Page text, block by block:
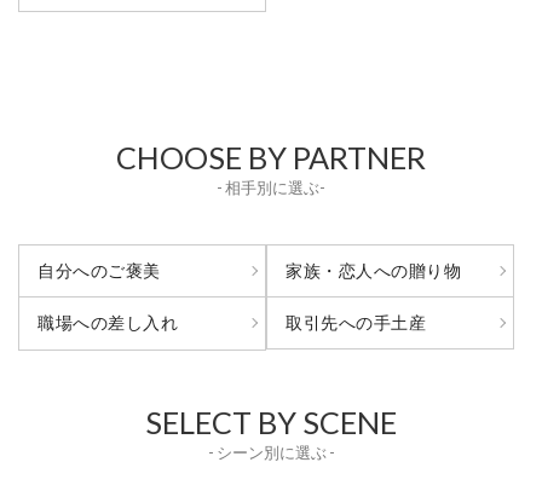
CHOOSE BY PARTNER
- 相手別に選ぶ-
自分へのご褒美 家族・恋人への贈り物
職場への差し入れ 取引先への手土産
SELECT BY SCENE
- シーン別に選ぶ -